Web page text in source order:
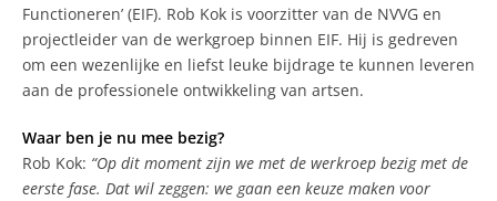
Functioneren’ (EIF). Rob Kok is voorzitter van de NVVG en
projectleider van de werkgroep binnen EIF. Hij is gedreven
om een wezenlijke en liefst leuke bijdrage te kunnen leveren
aan de professionele ontwikkeling van artsen.
Waar ben je nu mee bezig?
Rob Kok: “Op dit moment zijn we met de werkroep bezig met de
eerste fase. Dat wil zeggen: we gaan een keuze maken voor